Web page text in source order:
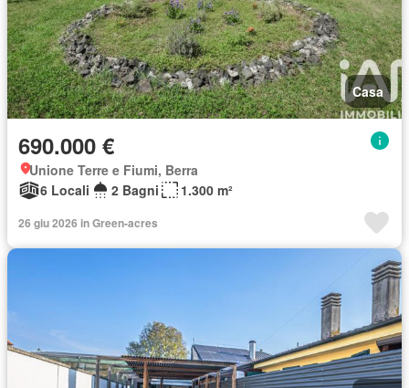
Casa
690.000 €
Unione Terre e Fiumi, Berra
6 Locali
2 Bagni 1.300 m²
26 giu 2026 in Green-acres